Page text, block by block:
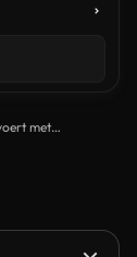
met